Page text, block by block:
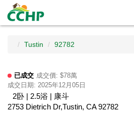
Tustin 92782
已成交 成交價: $78萬
成交日期: 2025年12月05日
2卧 | 2.5浴 | 康斗
2753 Dietrich Dr,Tustin, CA 92782